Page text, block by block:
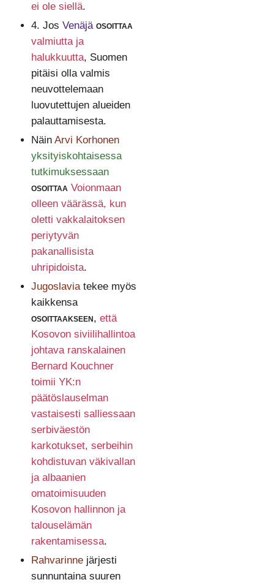
ei ole siellä.
4. Jos Venäjä osoittaa
valmiutta ja
halukkuutta, Suomen
pitäisi olla valmis
neuvottelemaan
luovutettujen alueiden
palauttamisesta.
Näin Arvi Korhonen
yksityiskohtaisessa
tutkimuksessaan
osoittaa Voionmaan
olleen väärässä, kun
oletti vakkalaitoksen
periytyvän
pakanallisista
uhripidoista.
Jugoslaviatekee myös
kaikkensa
osoittaakseen, että
Kosovon siviilihallintoa
johtava ranskalainen
Bernard Kouchner
toimii YK:n
päätöslauselman
vastaisesti salliessaan
serbiväestön
karkotukset, serbeihin
kohdistuvan väkivallan
ja albaanien
omatoimisuuden
Kosovon hallinnon ja
talouselämän
rakentamisessa.
Rahvarinnejärjesti
sunnuntaina suuren